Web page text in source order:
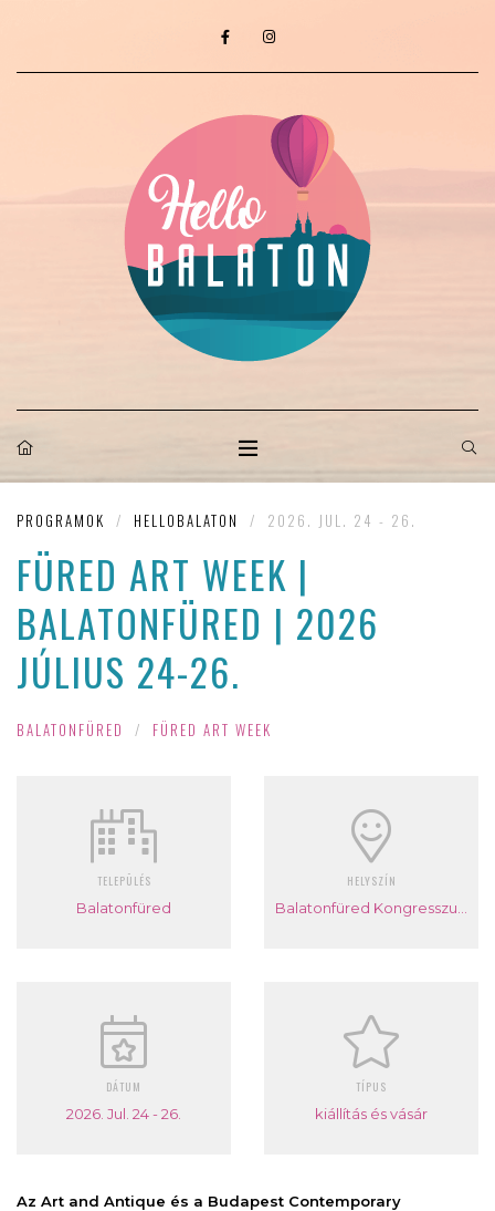
PROGRAMOK / HELLOBALATON / 2026. JUL. 24 - 26.
FÜRED ART WEEK |
BALATONFÜRED | 2026
JÚLIUS 24-26.
BALATONFÜRED / FÜRED ART WEEK
TELEPÜLÉS
Balatonfüred
HELYSZÍN
DÁTUM
2026. Jul. 24 - 26.
TÍPUS
kiállítás és vásár
Az Art and Antique és a Budapest Contemporary